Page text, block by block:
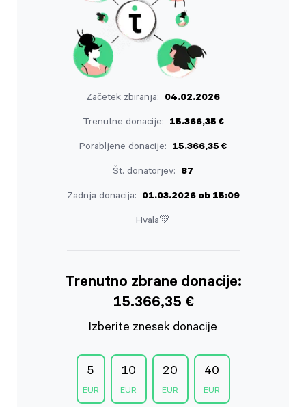
Začetek zbiranja: 04.02.2026
Trenutne donacije: 15.366,35 €
Porabljene donacije: 15.366,35 €
Št. donatorjev: 87
Zadnja donacija: 01.03.2026 ob 15:09
Hvala💚
Trenutno zbrane donacije:
15.366,35 €
Izberite znesek donacije
5 10 20 40